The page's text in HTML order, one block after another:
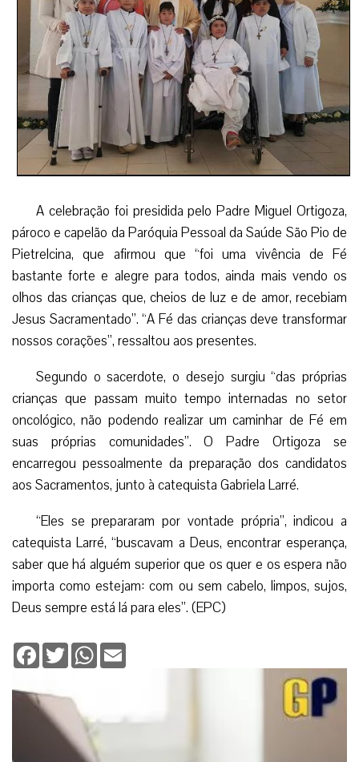
A celebração foi presidida pelo Padre Miguel Ortigoza,
pároco e capelão da Paróquia Pessoal da Saúde São Pio de
Pietrelcina, que afirmou que “foi uma vivência de Fé
bastante forte e alegre para todos, ainda mais vendo os
olhos das crianças que, cheios de luz e de amor, recebiam
Jesus Sacramentado”. “A Fé das crianças deve transformar
nossos corações”, ressaltou aos presentes.
Segundo o sacerdote, o desejo surgiu “das próprias
crianças que passam muito tempo internadas no setor
oncológico, não podendo realizar um caminhar de Fé em
suas próprias comunidades”. O Padre Ortigoza se
encarregou pessoalmente da preparação dos candidatos
aos Sacramentos, junto à catequista Gabriela Larré.
“Eles se prepararam por vontade própria”, indicou a
catequista Larré, “buscavam a Deus, encontrar esperança,
saber que há alguém superior que os quer e os espera não
importa como estejam: com ou sem cabelo, limpos, sujos,
Deus sempre está lá para eles”. (EPC)
Facebook
TwitterWhatsApp